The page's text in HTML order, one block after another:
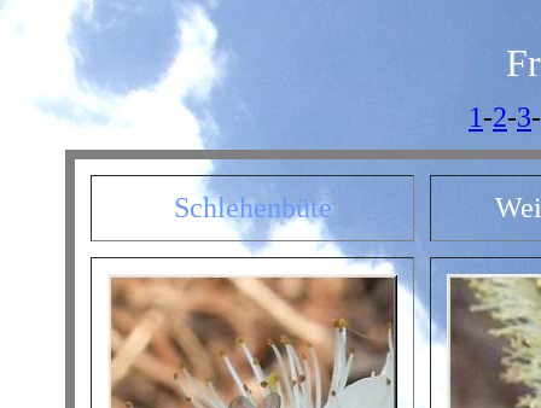
1-2-3
Schlehenbüte